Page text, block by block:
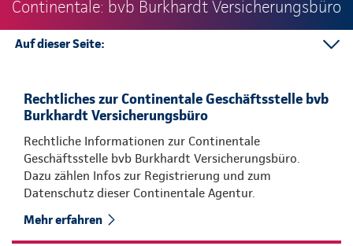
Continentale: bvb Burkhardt Versicherungsbüro
Auf dieser Seite:
Kontakt
Rechtliches zur Continentale Geschäftsstelle bvb
Burkhardt Versicherungsbüro
Rechtliche Informationen zur Continentale
Geschäftsstelle bvb Burkhardt Versicherungsbüro.
Dazu zählen Infos zur Registrierung und zum
Datenschutz dieser Continentale Agentur.
Mehr erfahren